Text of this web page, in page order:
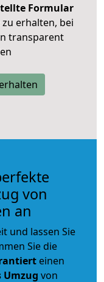
Formular
erhalten, bei
transparent
von
an
und lassen Sie
Sie die
einen
Umzug von